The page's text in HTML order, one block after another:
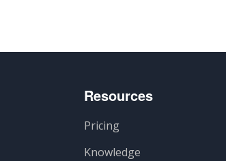
Resources
Pricing
Knowledge